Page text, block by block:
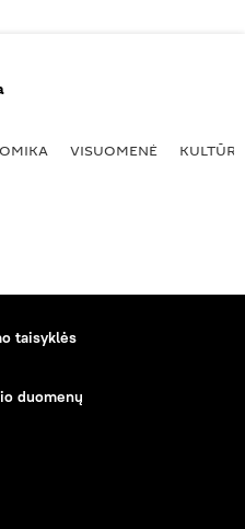
VISUOMENĖ KULTŪRA
taisyklės
duomenų